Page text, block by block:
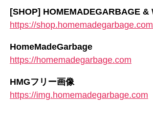
[SHOP] HOMEMADEGARBAGE &
https://
HomeMadeGarbage
https://homemadegarbage.com
HMGフリー画像
https://img.homemadegarbage.com